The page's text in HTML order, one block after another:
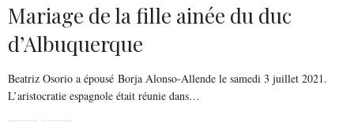
Mariage de la fille ainée du duc
d’Albuquerque
Beatriz Osorio a épousé Borja Alonso-Allende le samedi 3 juillet 2021.
L’aristocratie espagnole était réunie dans…